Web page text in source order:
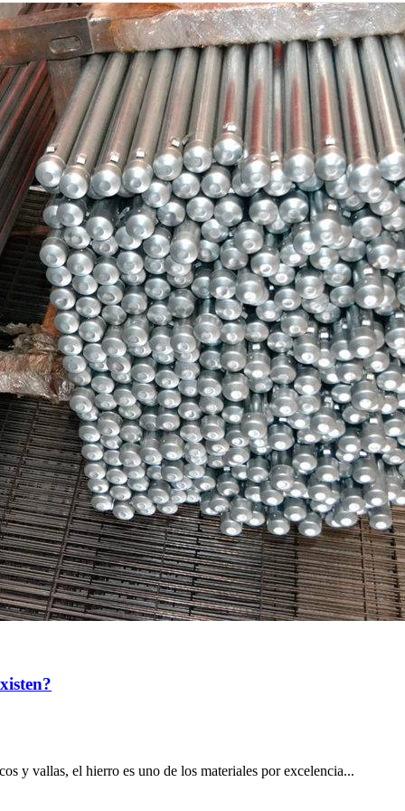
y vallas, el hierro es uno de los materiales por excelencia...